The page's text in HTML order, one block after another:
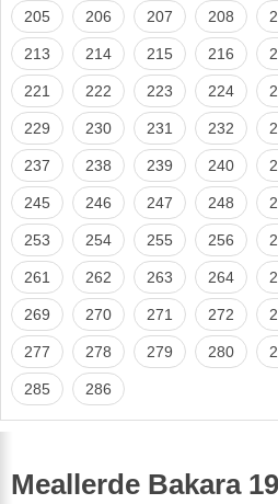
205 206 207 208
213 214 215 216
221 222 223 224
229 230 231 232
237 238 239 240
245 246 247 248
253 254 255 256
261 262 263 264
269 270 271 272
277 278 279 280
285 286
Meallerde Bakara